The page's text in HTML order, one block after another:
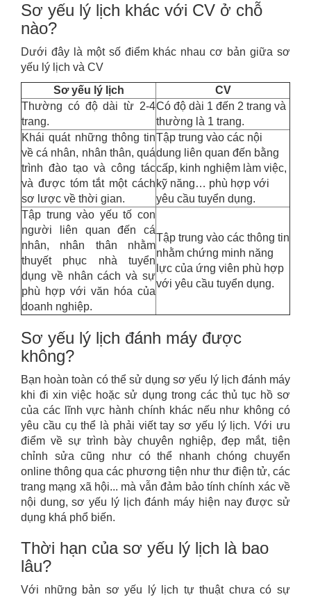
Sơ yếu lý lịch khác với CV ở chỗ
nào?
Dưới đây là một số điểm khác nhau cơ bản giữa sơ
yếu lý lịch và CV
Sơ yếu lý lịch
CV
Thường có độ dài từ 2-4
trang.
Có độ dài 1 đến 2 trang và
thường là 1 trang.
Khái quát những thông tin
về cá nhân, nhân thân, quá
trình đào tạo và công tác
và được tóm tắt một cách
sơ lược về thời gian.
Tập trung vào các nội
dung liên quan đến bằng
cấp, kinh nghiệm làm việc,
kỹ năng… phù hợp với
yêu cầu tuyển dụng.
Tập trung vào yếu tố con
người liên quan đến cá
nhân, nhân thân nhằm
thuyết phục nhà tuyển
dụng về nhân cách và sự
phù hợp với văn hóa của
doanh nghiệp.
Tập trung vào các thông tin
nhằm chứng minh năng
lực của ứng viên phù hợp
với yêu cầu tuyển dụng.
Sơ yếu lý lịch đánh máy được
không?
Bạn hoàn toàn có thể sử dụng sơ yếu lý lịch đánh máy
khi đi xin việc hoặc sử dụng trong các thủ tục hồ sơ
của các lĩnh vực hành chính khác nếu như không có
yêu cầu cụ thể là phải viết tay sơ yếu lý lịch. Với ưu
điểm về sự trình bày chuyên nghiệp, đẹp mắt, tiện
chỉnh sửa cũng như có thể nhanh chóng chuyển
online thông qua các phương tiện như thư điện tử, các
trang mạng xã hội... mà vẫn đảm bảo tính chính xác về
nội dung, sơ yếu lý lịch đánh máy hiện nay được sử
dụng khá phổ biến.
Thời hạn của sơ yếu lý lịch là bao
lâu?
Với những bản sơ yếu lý lịch tự thuật chưa có sự